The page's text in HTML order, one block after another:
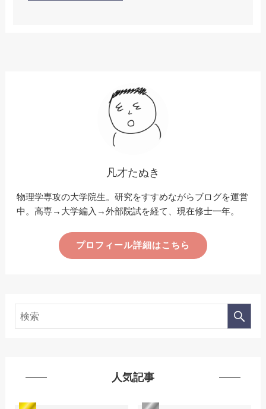
凡才たぬき
物理学専攻の大学院生。研究をすすめながらブログを運営
中。高専→大学編入→外部院試を経て、現在修士一年。
プロフィール詳細はこちら
人気記事